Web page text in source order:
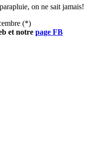
on ne sait jamais!
(*)
et notre page FB